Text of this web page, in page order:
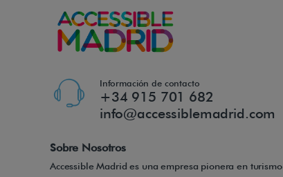
Información de contacto
+34 915 701 682
info@accessiblemadrid.com
Sobre Nosotros
Accessible Madrid es una empresa pionera en turismo